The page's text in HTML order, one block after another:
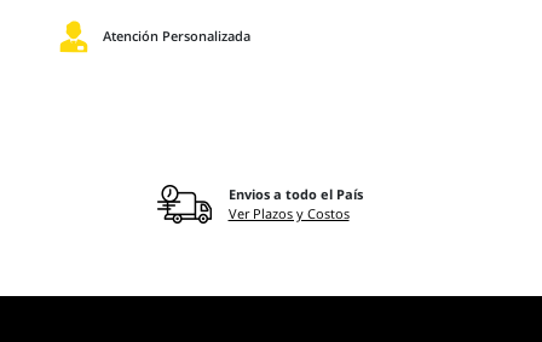
Atención Personalizada
Envios a todo el País
Ver Plazos y Costos